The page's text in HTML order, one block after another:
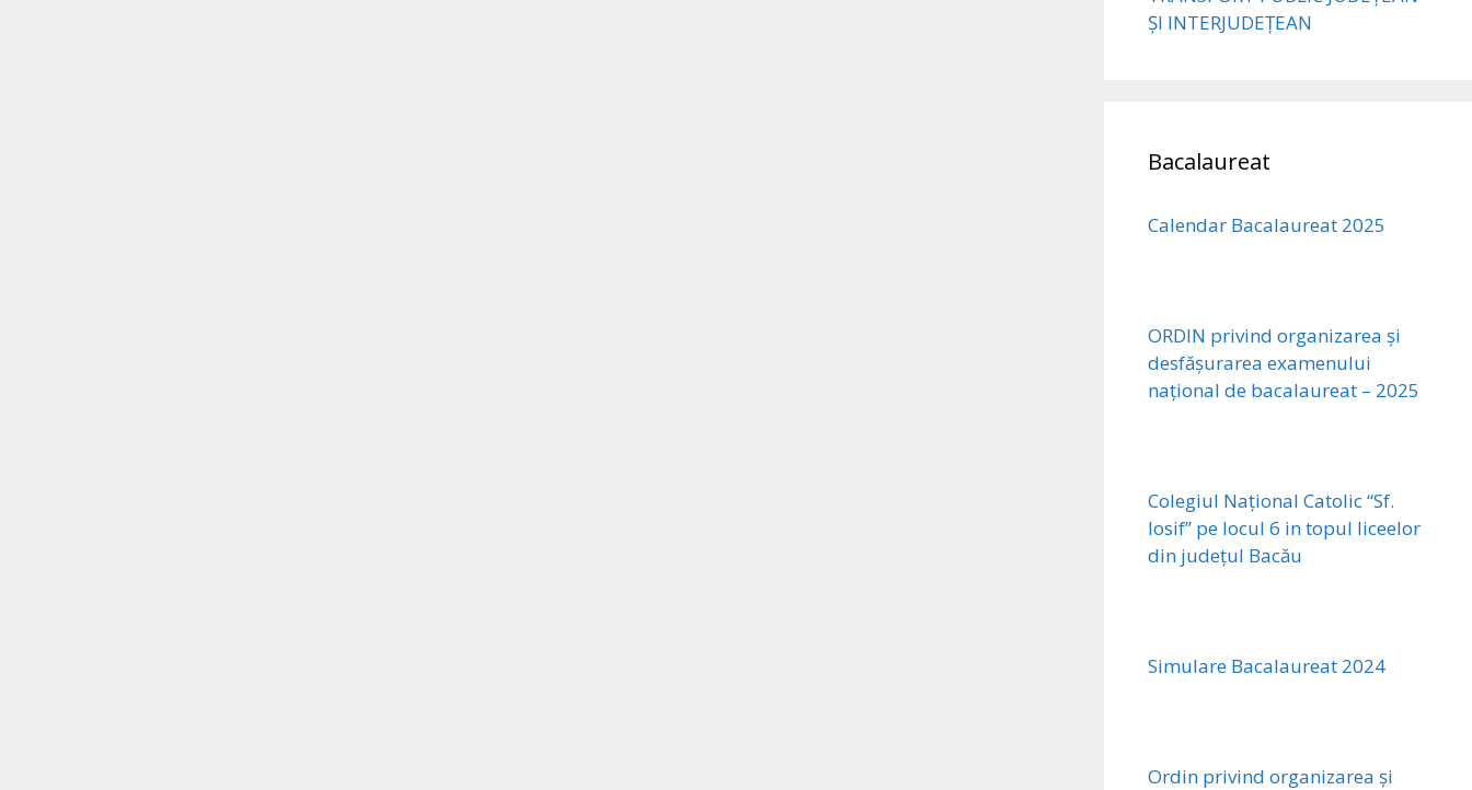
ȘI INTERJUDEȚEAN
Bacalaureat
Calendar Bacalaureat 2025
ORDIN privind organizarea și
desfășurarea examenului
național de bacalaureat – 2025
Colegiul Național Catolic “Sf.
Iosif” pe locul 6 in topul liceelor
din județul Bacău
Simulare Bacalaureat 2024
Ordin privind organizarea și